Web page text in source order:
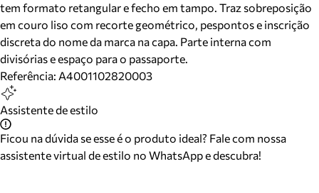
tem formato retangular e fecho em tampo. Traz sobreposição
em couro liso com recorte geométrico, pespontos e inscrição
discreta do nome da marca na capa. Parte interna com
divisórias e espaço para o passaporte.
Referência: A4001102820003
Assistente de estilo
Ficou na dúvida se esse é o produto ideal? Fale com nossa
assistente virtual de estilo no WhatsApp e descubra!